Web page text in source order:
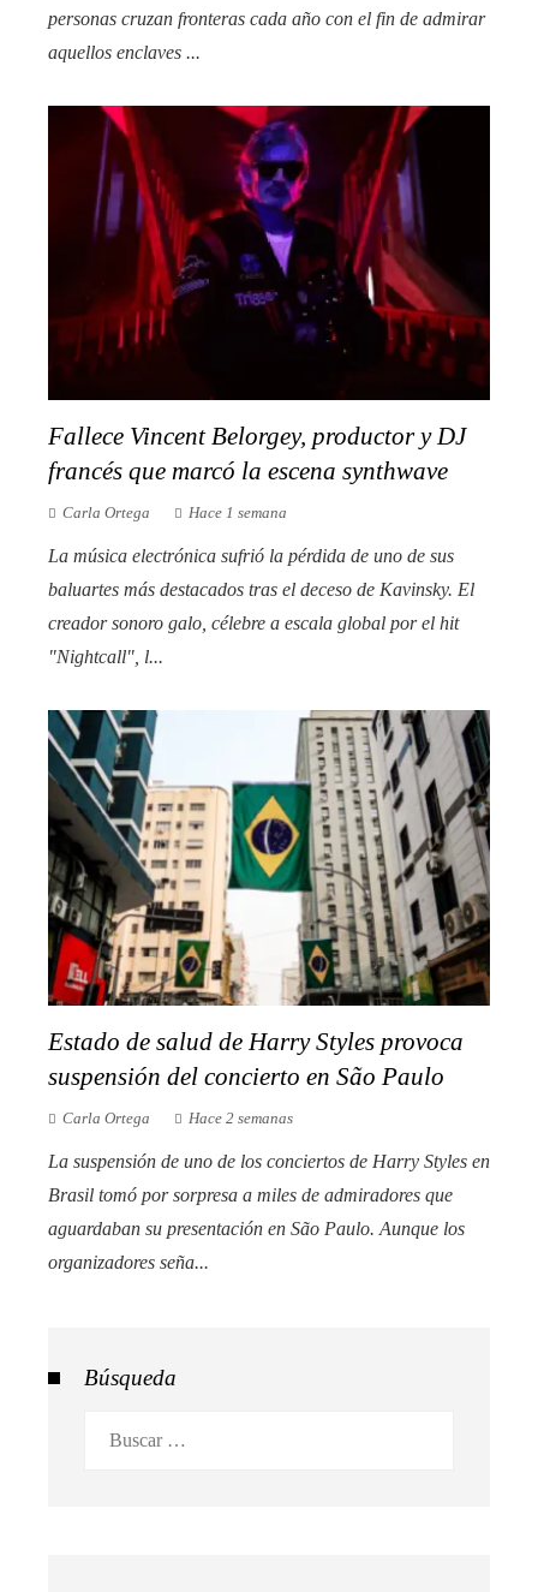
personas cruzan fronteras cada año con el fin de admirar
aquellos enclaves ...
Fallece Vincent Belorgey, productor y DJ
francés que marcó la escena synthwave
Carla Ortega Hace 1 semana
La música electrónica sufrió la pérdida de uno de sus
baluartes más destacados tras el deceso de Kavinsky. El
creador sonoro galo, célebre a escala global por el hit
"Nightcall", l...
Estado de salud de Harry Styles provoca
suspensión del concierto en São Paulo
Carla Ortega Hace 2 semanas
La suspensión de uno de los conciertos de Harry Styles en
Brasil tomó por sorpresa a miles de admiradores que
aguardaban su presentación en São Paulo. Aunque los
organizadores seña...
Búsqueda